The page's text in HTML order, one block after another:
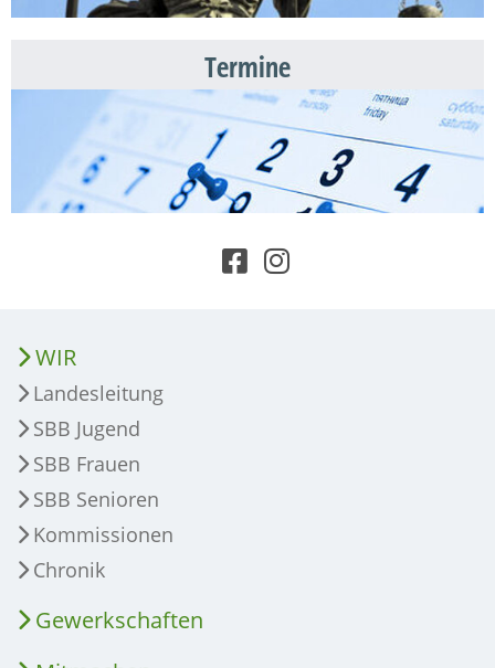
Termine
WIR
Landesleitung
SBB Jugend
SBB Frauen
SBB Senioren
Kommissionen
Chronik
Gewerkschaften